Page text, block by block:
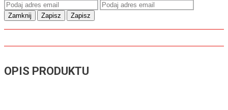
Zamknij Zapisz Zapisz
OPIS PRODUKTU